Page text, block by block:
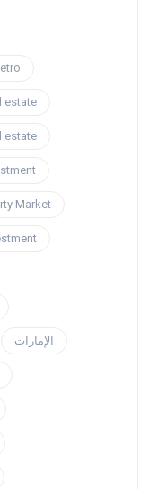
estate
estate
Market
الإمارات